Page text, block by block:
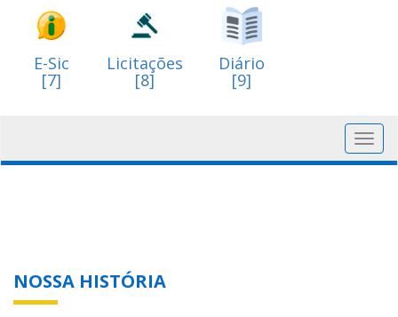
E-Sic
[7]
Licitações
[8]
Diário
[9]
NOSSA HISTÓRIA